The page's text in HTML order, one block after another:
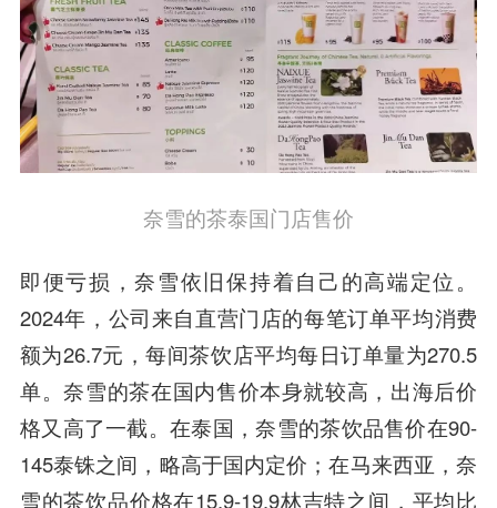
奈雪的茶泰国门店售价
即便亏损，奈雪依旧保持着自己的高端定位。
2024年，公司来自直营门店的每笔订单平均消费
额为26.7元，每间茶饮店平均每日订单量为270.5
单。奈雪的茶在国内售价本身就较高，出海后价
格又高了一截。在泰国，奈雪的茶饮品售价在90-
145泰铢之间，略高于国内定价；在马来西亚，奈
雪的茶饮品价格在15.9-19.9林吉特之间，平均比